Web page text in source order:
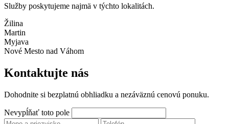
Služby poskytujeme najmä v týchto lokalitách.
Žilina
Martin
Myjava
Nové Mesto nad Váhom
Kontaktujte nás
Dohodnite si bezplatnú obhliadku a nezáväznú cenovú ponuku.
Nevypĺňať toto pole